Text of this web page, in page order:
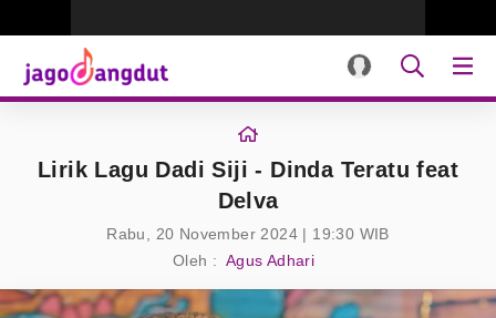
Lirik Lagu Dadi Siji - Dinda Teratu feat
Delva
Rabu, 20 November 2024 | 19:30 WIB
Oleh : Agus Adhari